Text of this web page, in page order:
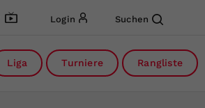
Login Suchen
Liga Turniere Rangliste